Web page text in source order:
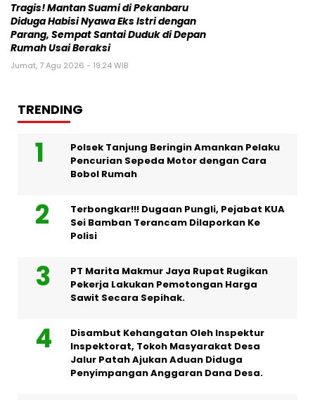
Tragis! Mantan Suami di Pekanbaru
Diduga Habisi Nyawa Eks Istri dengan
Parang, Sempat Santai Duduk di Depan
Rumah Usai Beraksi
Jumat, 7 Agu 2026 - 19:24 WIB
TRENDING
Polsek Tanjung Beringin Amankan Pelaku
Pencurian Sepeda Motor dengan Cara
Bobol Rumah
Terbongkar!!! Dugaan Pungli, Pejabat KUA
Sei Bamban Terancam Dilaporkan Ke
Polisi
PT Marita Makmur Jaya Rupat Rugikan
Pekerja Lakukan Pemotongan Harga
Sawit Secara Sepihak.
Disambut Kehangatan Oleh Inspektur
Inspektorat, Tokoh Masyarakat Desa
Jalur Patah Ajukan Aduan Diduga
Penyimpangan Anggaran Dana Desa.